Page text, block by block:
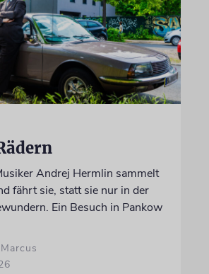
Andrej Hermlin sammelt
fährt sie, statt sie nur in der
Ein Besuch in Pankow